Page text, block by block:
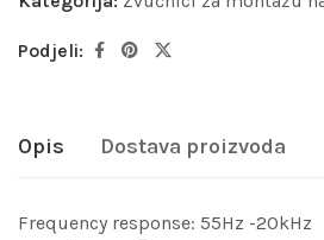
Podjeli:
Opis Dostava proizvoda
Frequency response: 55Hz -20kHz